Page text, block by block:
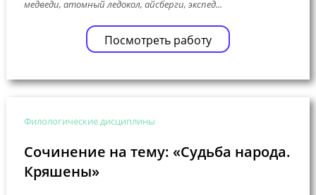
медведи, атомный ледокол, айсберги, экспед...
Посмотреть работу
Филологические дисциплины
Сочинение на тему: «Судьба народа.
Кряшены»